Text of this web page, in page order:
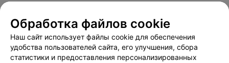
Пользовательское соглашение
Способы оплаты
Вакансии
Партнеры
Написать руководителю 103.by
Обработка файлов cookie
Наш сайт использует файлы cookie для обеспечения
удобства пользователей сайта, его улучшения, сбора
статистики и предоставления персонализированных